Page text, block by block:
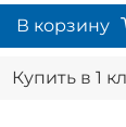
В корзину
Купить в 1